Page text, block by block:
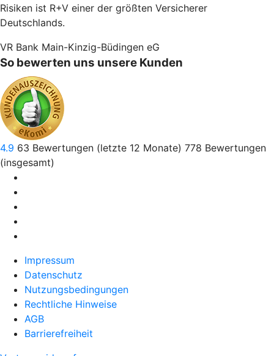
Risiken ist R+V einer der größten Versicherer
Deutschlands.
VR Bank Main-Kinzig-Büdingen eG
So bewerten uns unsere Kunden
4.9 63 Bewertungen (letzte 12 Monate) 778 Bewertungen
(insgesamt)
Impressum
Datenschutz
Nutzungsbedingungen
Rechtliche Hinweise
AGB
Barrierefreiheit